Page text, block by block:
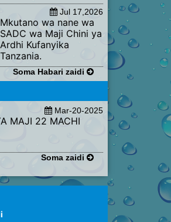
Jul 17,2026
​Mkutano wa nane wa
SADC wa Maji Chini ya
Ardhi Kufanyika
Tanzania.
Soma Habari zaidi
Mar-20-2025
MAJI 22 MACHI
Soma zaidi